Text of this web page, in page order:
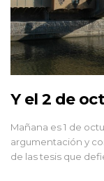
Y el 2 de
Mañana es 1 de
argumentación y
de las tesis que